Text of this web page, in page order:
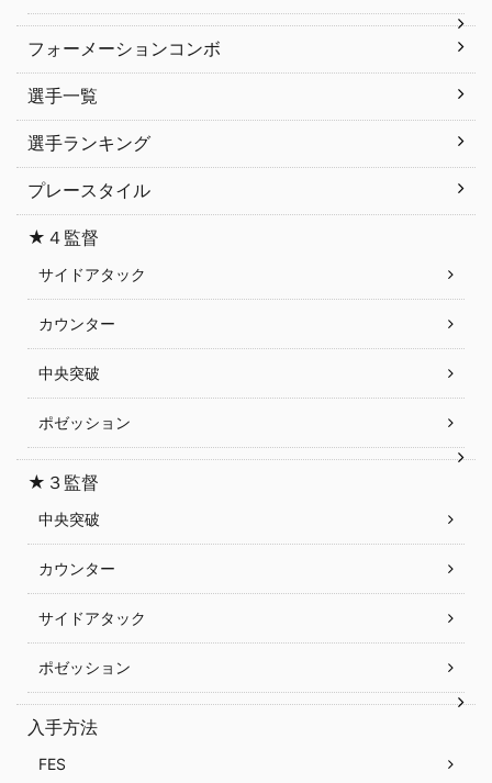
フォーメーションコンボ
選手一覧
選手ランキング
プレースタイル
★４監督
サイドアタック
カウンター
中央突破
ポゼッション
★３監督
中央突破
カウンター
サイドアタック
ポゼッション
入手方法
FES